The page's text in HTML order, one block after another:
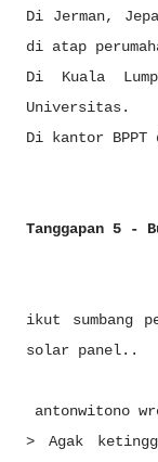
Di Jerman,
di atap
Di Kuala
Universitas.
Di kantor
Tanggapan 5 -
ikut sumbang
solar panel..
antonwitono
> Agak